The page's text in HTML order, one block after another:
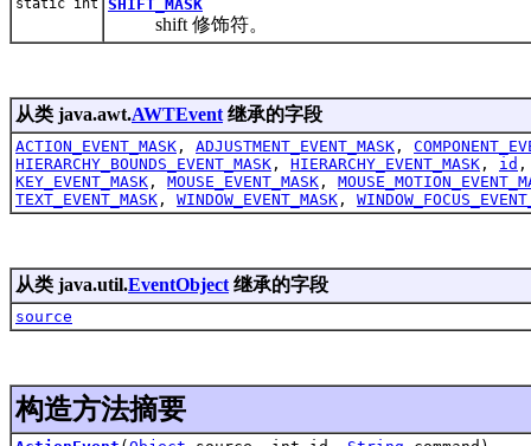
static int SHIFT_MASK
shift 修饰符。
从类 java.awt.AWTEvent 继承的字段
ACTION_EVENT_MASK , ADJUSTMENT_EVENT_MASK ,
HIERARCHY_BOUNDS_EVENT_MASK , HIERARCHY_EVENT_MASK , id
KEY_EVENT_MASK , MOUSE_EVENT_MASK ,
TEXT_EVENT_MASK , WINDOW_EVENT_MASK ,
从类 java.util.EventObject 继承的字段
source
构造方法摘要